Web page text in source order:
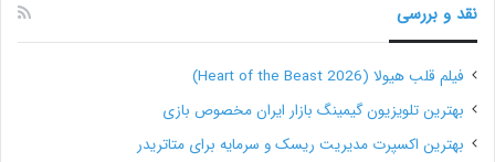
نقد و بررسی
فیلم قلب هیولا (Heart of the Beast 2026)
بهترین تلویزیون گیمینگ بازار ایران مخصوص بازی
بهترین اکسپرت مدیریت ریسک و سرمایه برای متاتریدر